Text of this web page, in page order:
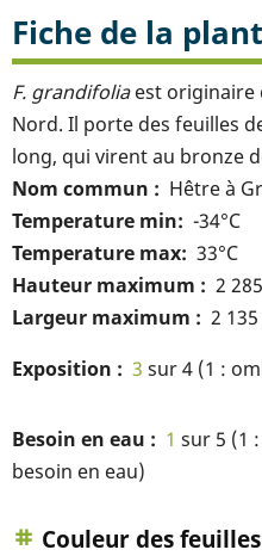
Fiche de la
F. grandifoliaest originaire
Nord. Il porte des feuilles
long, qui virent au bronze
Nom commun
Hêtre à
Temperature min
-34°C
Temperature max 33°C
Hauteur maximum
2
Largeur maximum
2
Exposition
3 sur 4 (1 :
Besoin en eau 1 sur 5 (1
besoin en eau)
Couleur des feuilles